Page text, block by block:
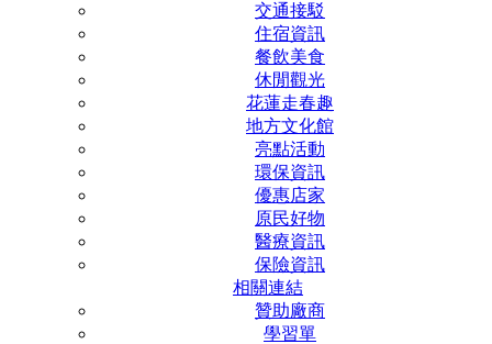
交通接駁
住宿資訊
餐飲美食
休閒觀光
花蓮走春趣
地方文化館
亮點活動
環保資訊
優惠店家
原民好物
醫療資訊
保險資訊
相關連結
贊助廠商
學習單